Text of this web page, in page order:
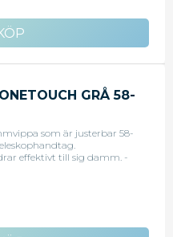
GRÅ 58-
som är justerbar 58-
effektivt till sig damm. -